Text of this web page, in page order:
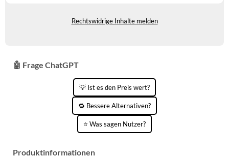
Rechtswidrige Inhalte melden
🤖 Frage ChatGPT
💡 Ist es den Preis wert?
🔁 Bessere Alternativen?
⭐ Was sagen Nutzer?
Produktinformationen